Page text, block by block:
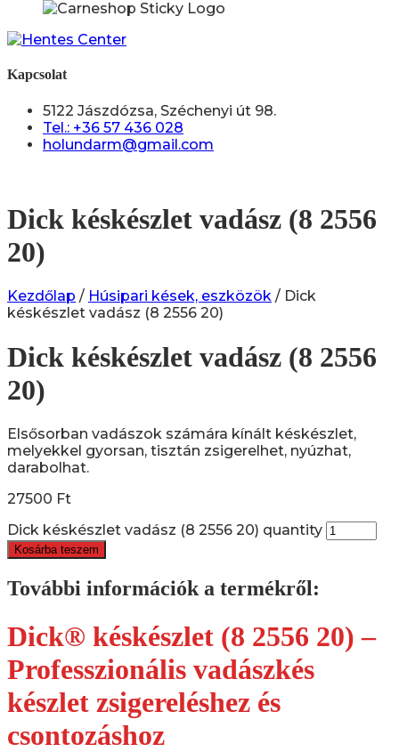
Kapcsolat
5122 Jászdózsa, Széchenyi út 98.
Tel.: +36 57 436 028
holundarm@gmail.com
Dick késkészlet vadász (8 2556
20)
Kezdőlap / Húsipari kések, eszközök / Dick
késkészlet vadász (8 2556 20)
Dick késkészlet vadász (8 2556
20)
Elsősorban vadászok számára kínált késkészlet,
melyekkel gyorsan, tisztán zsigerelhet, nyúzhat,
darabolhat.
27500 Ft
Dick késkészlet vadász (8 2556 20) quantity
Kosárba teszem
További információk a termékről:
Dick® késkészlet (8 2556 20) –
Professzionális vadászkés
készlet zsigereléshez és
csontozáshoz